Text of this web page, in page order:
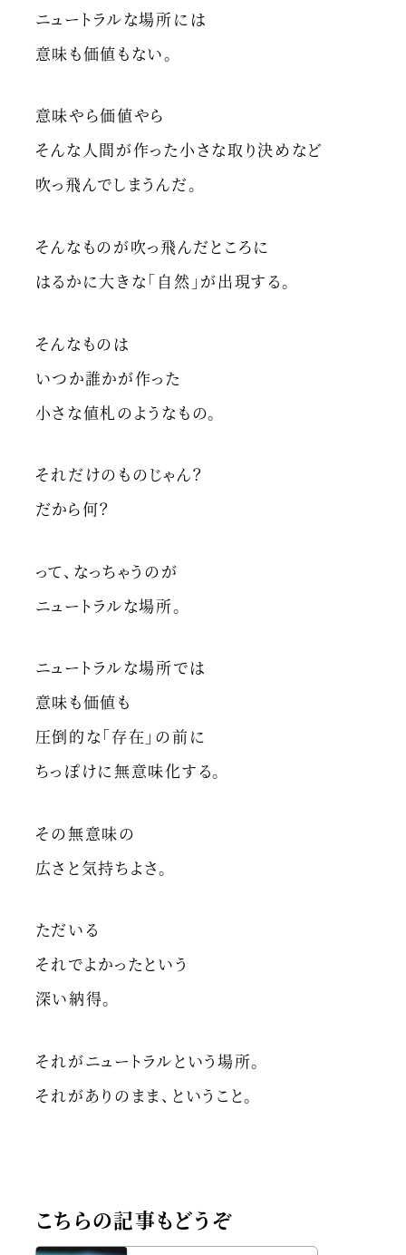
ニュートラルな場所には
意味も価値もない。
意味やら価値やら
そんな人間が作った小さな取り決めなど
吹っ飛んでしまうんだ。
そんなものが吹っ飛んだところに
はるかに大きな「自然」が出現する。
そんなものは
いつか誰かが作った
小さな値札のようなもの。
それだけのものじゃん？
だから何？
って、なっちゃうのが
ニュートラルな場所。
ニュートラルな場所では
意味も価値も
圧倒的な「存在」の前に
ちっぽけに無意味化する。
その無意味の
広さと気持ちよさ。
ただいる
それでよかったという
深い納得。
それがニュートラルという場所。
それがありのまま、ということ。
こちらの記事もどうぞ